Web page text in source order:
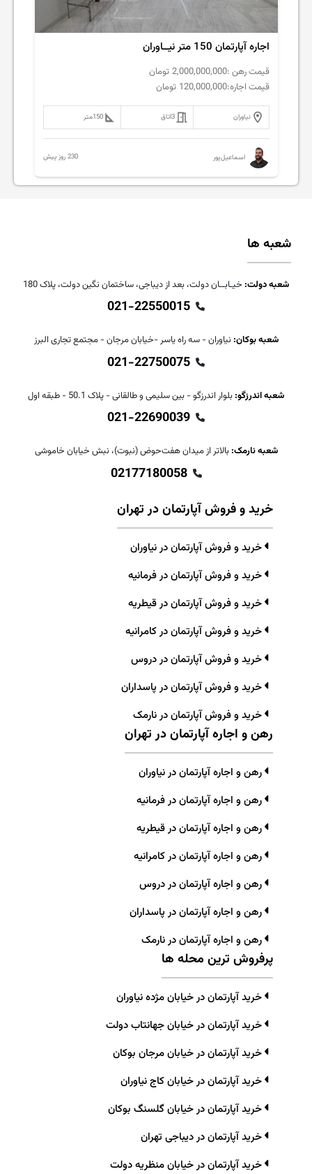
اجاره آپارتمان 150 متر نیــاوران
قیمت رهن :2,000,000,000 تومان
قیمت اجاره:120,000,000 تومان
نیاوران 3اتاق 150متر
اسماعیل‌پور 230 روز پیش
شعبه ها
شعبه دولت: خیـابــان دولت، بعد از دیباجی، ساختمان نگین دولت، پلاک 180
021-22550015
شعبه بوکان: نیاوران - سه راه یاسر -خیابان مرجان - مجتمع تجاری البرز
021-22750075
شعبه اندرزگو: بلوار اندرزگو - بین سلیمی و طالقانی - پلاک 50.1 - طبقه اول
021-22690039
شعبه نارمک: بالاتر از میدان هفت‌حوض (نبوت)، نبش خیابان خاموشی
02177180058
خرید و فروش آپارتمان در تهران
خرید و فروش آپارتمان در نیاوران
خرید و فروش آپارتمان در فرمانیه
خرید و فروش آپارتمان در قیطریه
خرید و فروش آپارتمان در کامرانیه
خرید و فروش آپارتمان در دروس
خرید و فروش آپارتمان در پاسداران
خرید و فروش آپارتمان در نارمک
رهن و اجاره آپارتمان در تهران
رهن و اجاره آپارتمان در نیاوران
رهن و اجاره آپارتمان در فرمانیه
رهن و اجاره آپارتمان در قیطریه
رهن و اجاره آپارتمان در کامرانیه
رهن و اجاره آپارتمان در دروس
رهن و اجاره آپارتمان در پاسداران
رهن و اجاره آپارتمان در نارمک
پرفروش ترین محله ها
خرید آپارتمان در خیابان مژده نیاوران
خرید آپارتمان در خیابان جهانتاب دولت
خرید آپارتمان در خیابان مرجان بوکان
خرید آپارتمان در خیابان کاج نیاوران
خرید آپارتمان در خیابان گلسنگ بوکان
خرید آپارتمان در دیباجی تهران
خرید آپارتمان در خیابان منظریه دولت